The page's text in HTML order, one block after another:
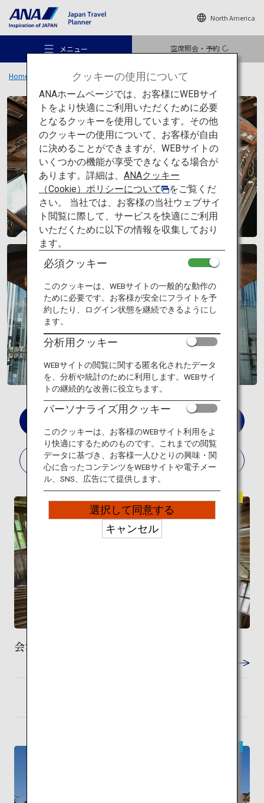
North America
メニュー 空席照会・予約
おすすめの旅
旅のアイデア
行き先
旅のお役立ち情報
ANA サービス
Home 旅のアイデア 特集 日本の建築を巡る旅 一覧
伝統からモダンまで、
日本が誇る20の建築を巡る旅へ出よう。
TRADITIONAL MODERN
会津さざえ堂
クッキーの使用について
ANAホームページでは、お客様にWEBサイ
トをより快適にご利用いただくために必要
となるクッキーを使用しています。その他
のクッキーの使用について、お客様が自由
に決めることができますが、WEBサイトの
いくつかの機能が享受できなくなる場合が
あります。詳細は、 ANAクッキー
（Cookie）ポリシーについて
をご覧くだ
さい。 当社では、お客様の当社ウェブサイ
ト閲覧に際して、サービスを快適にご利用
いただくために以下の情報を収集しており
ます。
必須クッキー
このクッキーは、WEBサイトの一般的な動作の
ために必要です。お客様が安全にフライトを予
約したり、ログイン状態を継続できるようにし
ます。
分析用クッキー
WEBサイトの閲覧に関する匿名化されたデータ
を、分析や統計のために利用します。WEBサイ
トの継続的な改善に役立ちます。
パーソナライズ用クッキー
このクッキーは、お客様のWEBサイト利用をよ
り快適にするためのものです。これまでの閲覧
データに基づき、お客様一人ひとりの興味・関
心に合ったコンテンツをWEBサイトや電子メー
ル、SNS、広告にて提供します。
選択して同意する
キャンセル